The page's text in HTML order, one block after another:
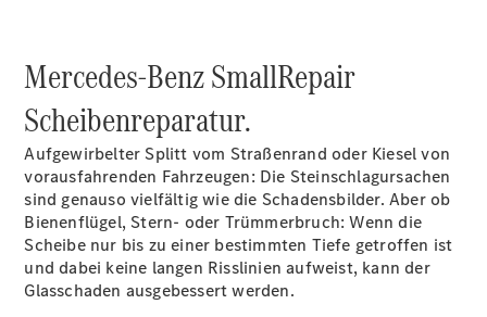
Junge
Sterne
Junge Sterne-
und
Gebrauchtwagen-
Suche
Mobilitätslösungen
Mercedes-Benz SmallRepair
Scheibenreparatur.
Aufgewirbelter Splitt vom Straßenrand oder Kiesel von
vorausfahrenden Fahrzeugen: Die Steinschlagursachen
sind genauso vielfältig wie die Schadensbilder. Aber ob
Bienenflügel, Stern- oder Trümmerbruch: Wenn die
Scheibe nur bis zu einer bestimmten Tiefe getroffen ist
und dabei keine langen Risslinien aufweist, kann der
Glasschaden ausgebessert werden.